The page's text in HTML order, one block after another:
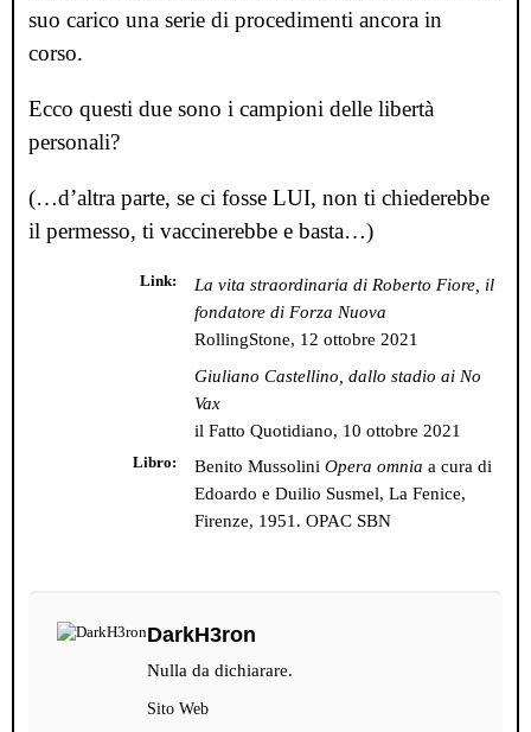
suo carico una serie di procedimenti ancora in
corso.
Ecco questi due sono i campioni delle libertà
personali?
(…d’altra parte, se ci fosse LUI, non ti chiederebbe
il permesso, ti vaccinerebbe e basta…)
Link
La vita straordinaria di Roberto Fiore, il
fondatore di Forza Nuova
RollingStone, 12 ottobre 2021
Giuliano Castellino, dallo stadio ai No
Vax
il Fatto Quotidiano, 10 ottobre 2021
Libro Benito MussoliniOpera omnia a cura di
Edoardo e Duilio Susmel, La Fenice,
Firenze, 1951.OPAC SBN
DarkH3ron
Nulla da dichiarare.
Sito Web